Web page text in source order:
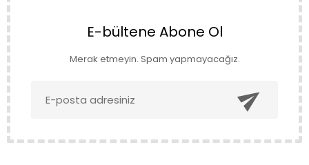
E-bültene Abone Ol
Merak etmeyin. Spam yapmayacağız.
